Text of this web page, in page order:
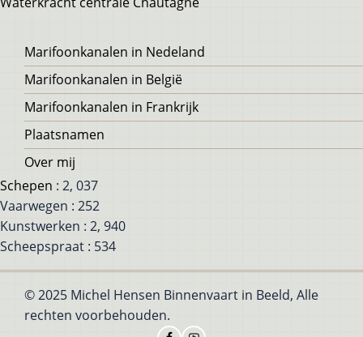
Voet
Marifoonkanalen in Nedeland
Marifoonkanalen in België
Marifoonkanalen in Frankrijk
Plaatsnamen
Over mij
Schepen : 2, 037
Vaarwegen : 252
Kunstwerken : 2, 940
Scheepspraat : 534
© 2025 Michel Hensen Binnenvaart in Beeld, Alle
rechten voorbehouden.